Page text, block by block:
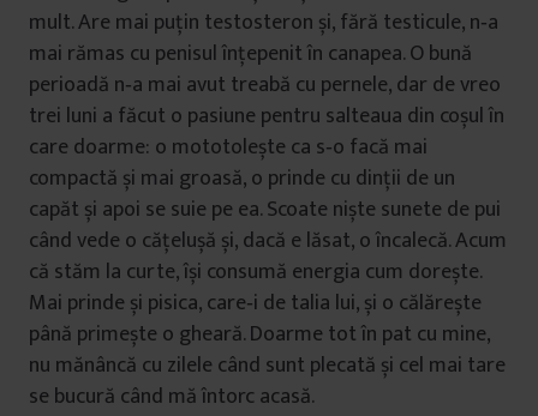
mult. Are mai puțin testosteron și, fără testicule, n‑a
mai rămas cu penisul înțepenit în canapea. O bună
perioadă n‑a mai avut treabă cu pernele, dar de vreo
trei luni a făcut o pasiune pentru salteaua din coșul în
care doarme: o mototolește ca s‑o facă mai
compactă și mai groasă, o prinde cu dinții de un
capăt și apoi se suie pe ea. Scoate niște sunete de pui
când vede o cățelușă și, dacă e lăsat, o încalecă. Acum
că stăm la curte, își consumă energia cum dorește.
Mai prinde și pisica, care‑i de talia lui, și o călărește
până primește o gheară. Doarme tot în pat cu mine,
nu mănâncă cu zilele când sunt plecată și cel mai tare
se bucură când mă întorc acasă.